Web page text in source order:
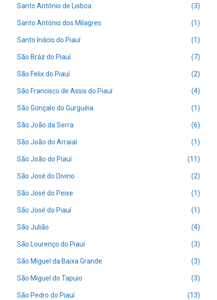
Santo Antônio de Lisboa (3)
Santo Antônio dos Milagres (1)
Santo Inácio do Piauí (1)
São Bráz do Piauí (7)
São Felix do Piauí (2)
São Francisco de Assis do Piauí (4)
São Gonçalo do Gurguéia (1)
São João da Serra (6)
São João do Arraial (1)
São João do Piauí (11)
São José do Divino (2)
São José do Peixe (1)
São José do Piauí (1)
São Julião (4)
São Lourenço do Piauí (3)
São Miguel da Baixa Grande (3)
São Miguel do Tapuio (3)
São Pedro do Piauí (13)